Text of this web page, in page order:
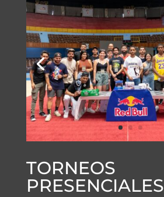
TORNEOS
PRESENCIALES